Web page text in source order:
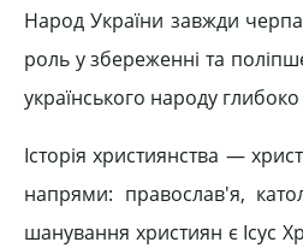
Народ України завжди
роль у збереженні та
українського народу
Історія християнства —
напрями: православ'я,
шанування християн є Ісус